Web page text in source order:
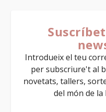
Introdueix el teu
per subscriure't al
novetats, tallers,
del món de la